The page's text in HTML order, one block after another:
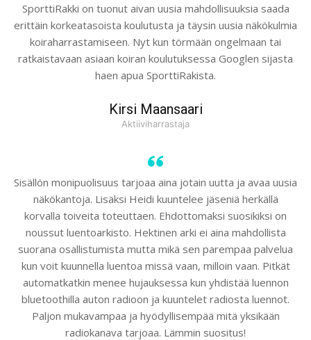
SporttiRakki on tuonut aivan uusia mahdollisuuksia saada
erittäin korkeatasoista koulutusta ja täysin uusia näkökulmia
koiraharrastamiseen. Nyt kun törmään ongelmaan tai
ratkaistavaan asiaan koiran koulutuksessa Googlen sijasta
haen apua SporttiRakista.
Kirsi Maansaari
Aktiiviharrastaja
Sisällön monipuolisuus tarjoaa aina jotain uutta ja avaa uusia
näkökantoja. Lisäksi Heidi kuuntelee jäseniä herkällä
korvalla toiveita toteuttaen. Ehdottomaksi suosikiksi on
noussut luentoarkisto. Hektinen arki ei aina mahdollista
suorana osallistumista mutta mikä sen parempaa palvelua
kun voit kuunnella luentoa missä vaan, milloin vaan. Pitkät
automatkatkin menee hujauksessa kun yhdistää luennon
bluetoothilla auton radioon ja kuuntelet radiosta luennot.
Paljon mukavampaa ja hyödyllisempää mitä yksikään
radiokanava tarjoaa. Lämmin suositus!